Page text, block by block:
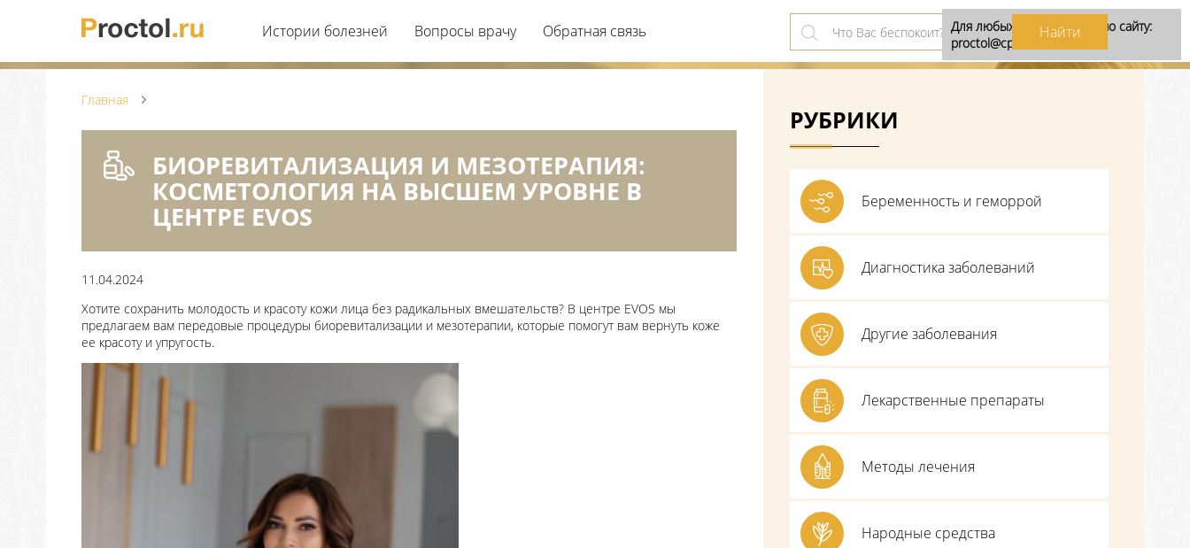
Истории болезней Вопросы врачу Обратная связь
Главная
БИОРЕВИТАЛИЗАЦИЯ И МЕЗОТЕРАПИЯ:
КОСМЕТОЛОГИЯ НА ВЫСШЕМ УРОВНЕ В
ЦЕНТРЕ EVOS
11.04.2024
Хотите сохранить молодость и красоту кожи лица без радикальных вмешательств? В центре EVOS мы
предлагаем вам передовые процедуры биоревитализации и мезотерапии, которые помогут вам вернуть коже
ее красоту и упругость.
РУБРИКИ
Беременность и геморрой
Диагностика заболеваний
Другие заболевания
Лекарственные препараты
Методы лечения
Народные средства
Для любых предложений по сайту:
proctol@cp9.ru